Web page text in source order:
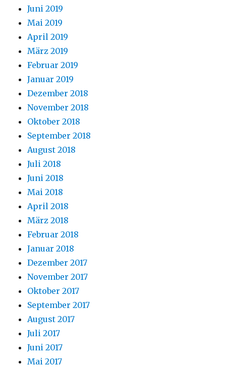
Juni 2019
Mai 2019
April 2019
März 2019
Februar 2019
Januar 2019
Dezember 2018
November 2018
Oktober 2018
September 2018
August 2018
Juli 2018
Juni 2018
Mai 2018
April 2018
März 2018
Februar 2018
Januar 2018
Dezember 2017
November 2017
Oktober 2017
September 2017
August 2017
Juli 2017
Juni 2017
Mai 2017